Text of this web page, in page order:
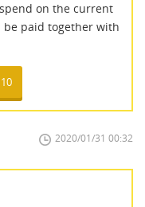
on the current
paid together with
10
2020/01/31 00:32